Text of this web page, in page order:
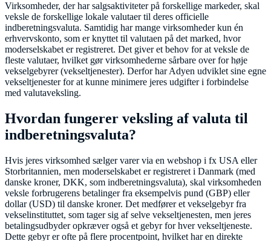
Virksomheder, der har salgsaktiviteter på forskellige markeder, skal
veksle de forskellige lokale valutaer til deres officielle
indberetningsvaluta. Samtidig har mange virksomheder kun én
erhvervskonto, som er knyttet til valutaen på det marked, hvor
moderselskabet er registreret. Det giver et behov for at veksle de
fleste valutaer, hvilket gør virksomhederne sårbare over for høje
vekselgebyrer (vekseltjenester). Derfor har Adyen udviklet sine egne
vekseltjenester for at kunne minimere jeres udgifter i forbindelse
med valutaveksling.
Hvordan fungerer veksling af valuta til
indberetningsvaluta?
Hvis jeres virksomhed sælger varer via en webshop i fx USA eller
Storbritannien, men moderselskabet er registreret i Danmark (med
danske kroner, DKK, som indberetningsvaluta), skal virksomheden
veksle forbrugerens betalinger fra eksempelvis pund (GBP) eller
dollar (USD) til danske kroner. Det medfører et vekselgebyr fra
vekselinstituttet, som tager sig af selve vekseltjenesten, men jeres
betalingsudbyder opkræver også et gebyr for hver vekseltjeneste.
Dette gebyr er ofte på flere procentpoint, hvilket har en direkte